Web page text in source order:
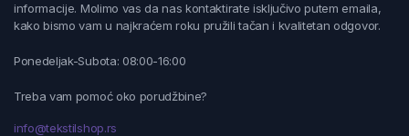
informacije. Molimo vas da nas kontaktirate isključivo putem emaila,
kako bismo vam u najkraćem roku pružili tačan i kvalitetan odgovor.
Ponedeljak-Subota: 08:00-16:00
Treba vam pomoć oko porudžbine?
info@tekstilshop.rs